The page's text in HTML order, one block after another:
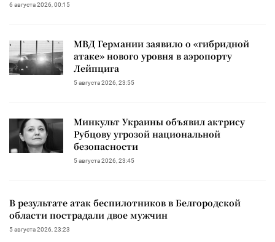
6 августа 2026, 00:15
МВД Германии заявило о «гибридной
атаке» нового уровня в аэропорту
Лейпцига
5 августа 2026, 23:55
Минкульт Украины объявил актрису
Рубцову угрозой национальной
безопасности
5 августа 2026, 23:45
В результате атак беспилотников в Белгородской
области пострадали двое мужчин
5 августа 2026, 23:23